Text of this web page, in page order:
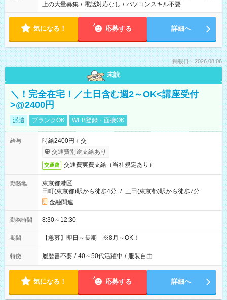
上の大量募集 / 電話対応なし / パソコンスキル不要
気になる！ 応募する 詳細へ
掲載日：2026.08.06
未読
＼！完全在宅！／土日含む週2～OK<講座受付
>@2400円
派遣 ブランクOK WEB登録・面接OK
給与
時給2400円＋交
交通費別途支給あり
交通費 交通費実費支給（当社規定あり）
勤務地
東京都港区
田町(東京都)駅から徒歩4分 / 三田(東京都)駅から徒歩7分
金融関連
勤務時間 8:30～12:30
期間 【急募】即日～長期 ※8月～OK！
特徴 履歴書不要 / 40～50代活躍中 / 服装自由
気になる！ 応募する 詳細へ